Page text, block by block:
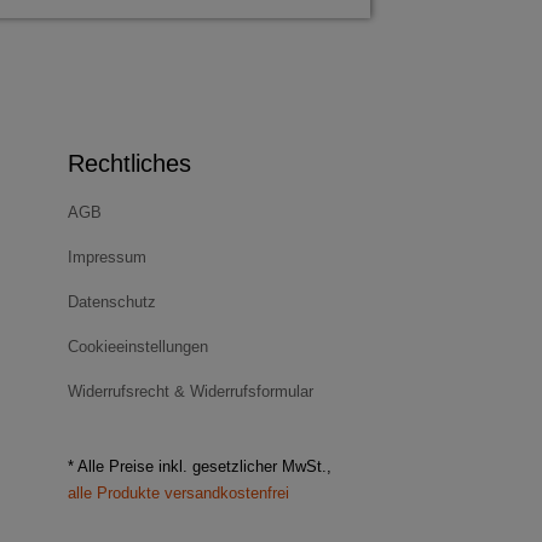
Rechtliches
AGB
Impressum
Datenschutz
Cookieeinstellungen
Widerrufsrecht & Widerrufsformular
* Alle Preise inkl. gesetzlicher MwSt.,
alle Produkte versandkostenfrei